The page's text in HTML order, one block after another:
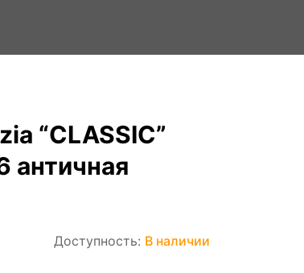
“CLASSIC”
античная
Доступность: В наличии